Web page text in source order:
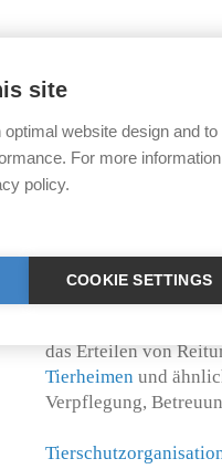
Durch die 2007
Kennzeichnung der
Erhebung der
Hundesteuermarke
jedoch beibehalten.
Wer eine
Anforderungen
untersteht der
(MWST) wird die
berechnet wird, den
das Erteilen von
Tierheimen und
Verpflegung,
site
website design and to
For more
policy.
COOKIE SETTINGS